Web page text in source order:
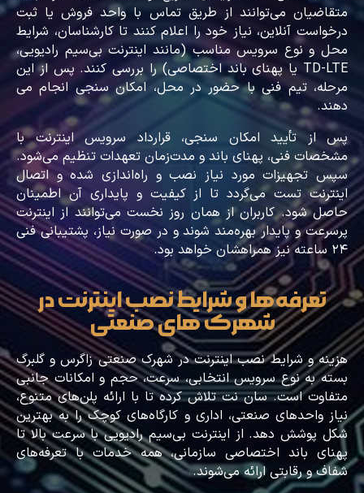
متقاضیان می‌توانند از طریق تماس با واحد فروش یا ثبت
درخواست آنلاین، نیاز خود را اعلام کنند تا کارشناسان، شرایط
محل و نوع سرویس مناسب (مانند اینترنت بی‌سیم رادیویی،
TD-LTE یا پهنای باند اختصاصی) را بررسی کنند. پس از این
مرحله، تیم فنی با حضور در محل، امکان سنجی انجام می
دهند.
پس از تأیید امکان‌ سنجی، قرارداد سرویس اینترنت با
مشخصات فنی، پهنای باند و مدت‌زمان تعهدات تنظیم می‌شود.
سپس تجهیزات مورد نیاز نصب و راه‌اندازی شده و اتصال
اینترنت تست می‌گردد تا از کیفیت و پایداری آن اطمینان
حاصل شود. کاربران از همان روز نخست می‌توانند از اینترنت
پرسرعت و پایدار بهره‌مند شوند و در صورت نیاز، پشتیبانی فنی
۲۴ ساعته نیز همراهشان خواهد بود.
تعرفه‌ها و شرایط نصب اینترنت در
شهرک‌ های صنعتی
هزینه و شرایط نصب اینترنت در شهرک صنعتی زاگرس و گلبرگ
بسته به نوع سرویس انتخابی، سرعت، حجم و امکانات جانبی
متفاوت است. سان‌ نت تلاش کرده تا با ارائه پلن‌های متنوع،
نیاز واحدهای صنعتی، اداری و کارگاه‌های کوچک را به بهترین
شکل پوشش دهد. از اینترنت بی‌سیم رادیویی با سرعت بالا تا
پهنای باند اختصاصی سازمانی، همه خدمات با تعرفه‌های
شفاف و رقابتی ارائه می‌شوند.